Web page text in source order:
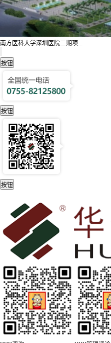
南方医科大学深圳医院二期项...